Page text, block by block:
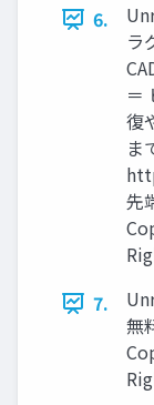
6.
ラ
＝
復
ま
先
7.
無